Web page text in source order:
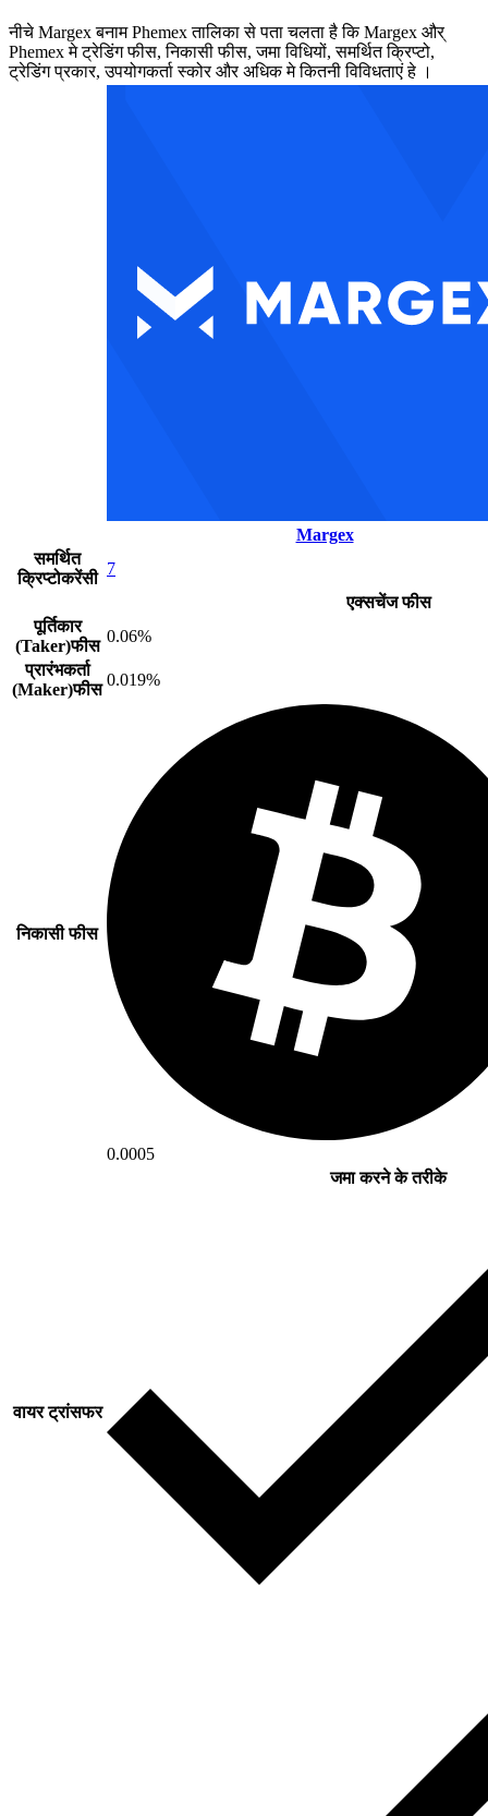
नीचे Margex बनाम Phemex तालिका से पता चलता है कि Margex और्
Phemex मे ट्रेडिंग फीस, निकासी फीस, जमा विधियों, समर्थित क्रिप्टो,
ट्रेडिंग प्रकार, उपयोगकर्ता स्कोर और अधिक मे कितनी विविधताएं हे ।
Margex
समर्थित
क्रिप्टोकरेंसी
7
एक्सचेंज फीस
पूर्तिकार
(Taker)फीस
0.06%
प्रारंभकर्ता
(Maker)फीस
0.019%
निकासी फीस
0.0005
जमा करने के तरीके
वायर ट्रांसफर